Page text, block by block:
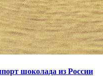
шоколада из России